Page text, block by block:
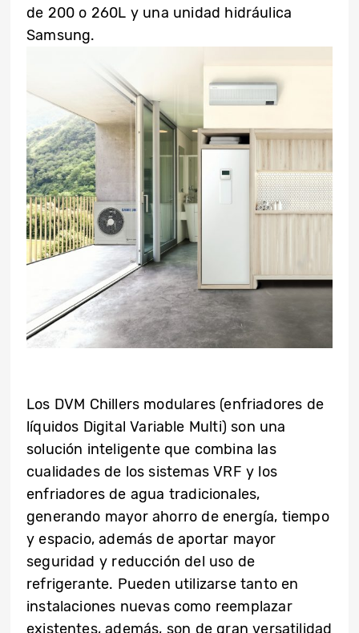
de 200 o 260L y una unidad hidráulica
Samsung.
Los DVM Chillers modulares (enfriadores de
líquidos Digital Variable Multi) son una
solución inteligente que combina las
cualidades de los sistemas VRF y los
enfriadores de agua tradicionales,
generando mayor ahorro de energía, tiempo
y espacio, además de aportar mayor
seguridad y reducción del uso de
refrigerante. Pueden utilizarse tanto en
instalaciones nuevas como reemplazar
existentes, además, son de gran versatilidad